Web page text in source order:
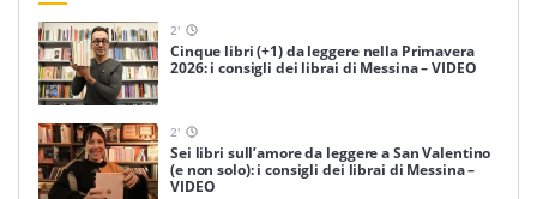
2'
Cinque libri (+1) da leggere nella Primavera
2026: i consigli dei librai di Messina – VIDEO
2'
Sei libri sull’amore da leggere a San Valentino
(e non solo): i consigli dei librai di Messina –
VIDEO